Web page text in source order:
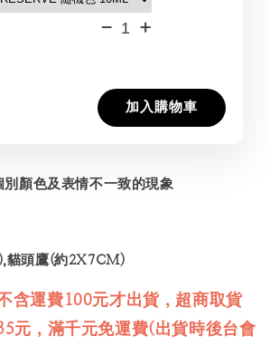
- +
加入購物車
別顏色及表情不一致的現象
貓頭鷹(約2X7CM)
含運費100元才出貨，超商取貨
元，滿千元免運費(出貨時後台會